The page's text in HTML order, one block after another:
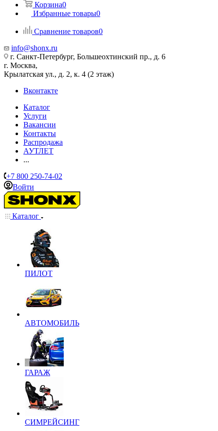
Корзина0
Избранные товары0
Сравнение товаров0
info@shonx.ru
г. Санкт-Петербург, Большеохтинский пр., д. 6
г. Москва,
Крылатская ул., д. 2, к. 4 (2 этаж)
Вконтакте
Каталог
Услуги
Вакансии
Контакты
Распродажа
АУТЛЕТ
...
+7 800 250-74-02
Войти
Каталог
ПИЛОТ
АВТОМОБИЛЬ
ГАРАЖ
СИМРЕЙСИНГ